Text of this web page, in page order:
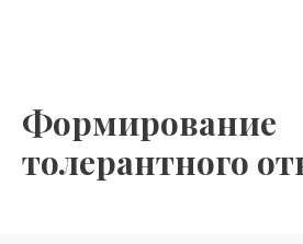
Формирование
толерантного